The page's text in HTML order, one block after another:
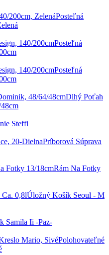
Posteľná
Posteľná
Posteľná
Dlhý Poťah
Steffi
Príborová Súprava
Rám Na Fotky
Úložný Košík Seoul - M
Samila Ii -Paz-
Polohovateľné